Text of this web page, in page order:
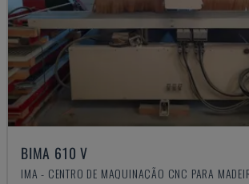
BIMA 610 V
IMA - CENTRO DE MAQUINAÇÃO CNC PARA